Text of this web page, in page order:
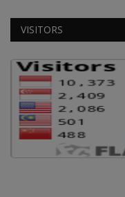
VISITORS